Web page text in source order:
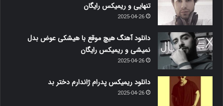
تنهایی و ریمیکس رایگان
2025-04-26
دانلود آهنگ هیچ موقع با هیشکی عوض بدل
نمیشی و ریمیکس رایگان
2025-04-26
دانلود ریمیکس پدرام ژاندارم دختر بد
2025-04-26